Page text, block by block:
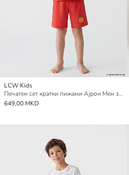
LCW Kids
Печатен сет кратки пижами Ајрон Мен за Момчиња
649,00 MKD